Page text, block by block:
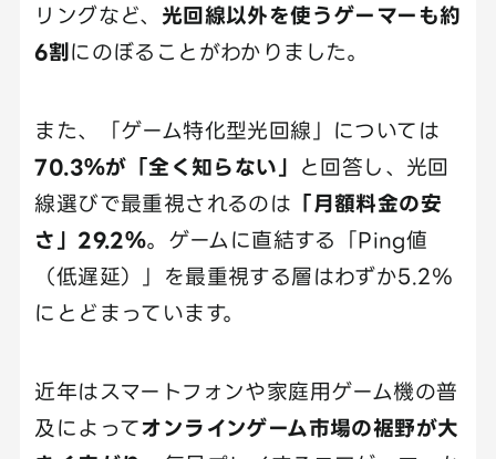
リングなど、 光回線以外を使うゲーマーも約
6割 にのぼることがわかりました。
また、「ゲーム特化型光回線」については
70.3％が「全く知らない」
と回答し、光回
線選びで最重視されるのは 「月額料金の安
さ」29.2％。ゲームに直結する「Ping値
（低遅延）」を最重視する層はわずか5.2％
にとどまっています。
近年はスマートフォンや家庭用ゲーム機の普
及によってオンラインゲーム市場の裾野が大